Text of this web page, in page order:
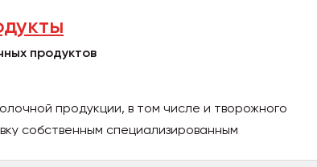
продуктов
продукции, в том числе и творожного
собственным специализированным